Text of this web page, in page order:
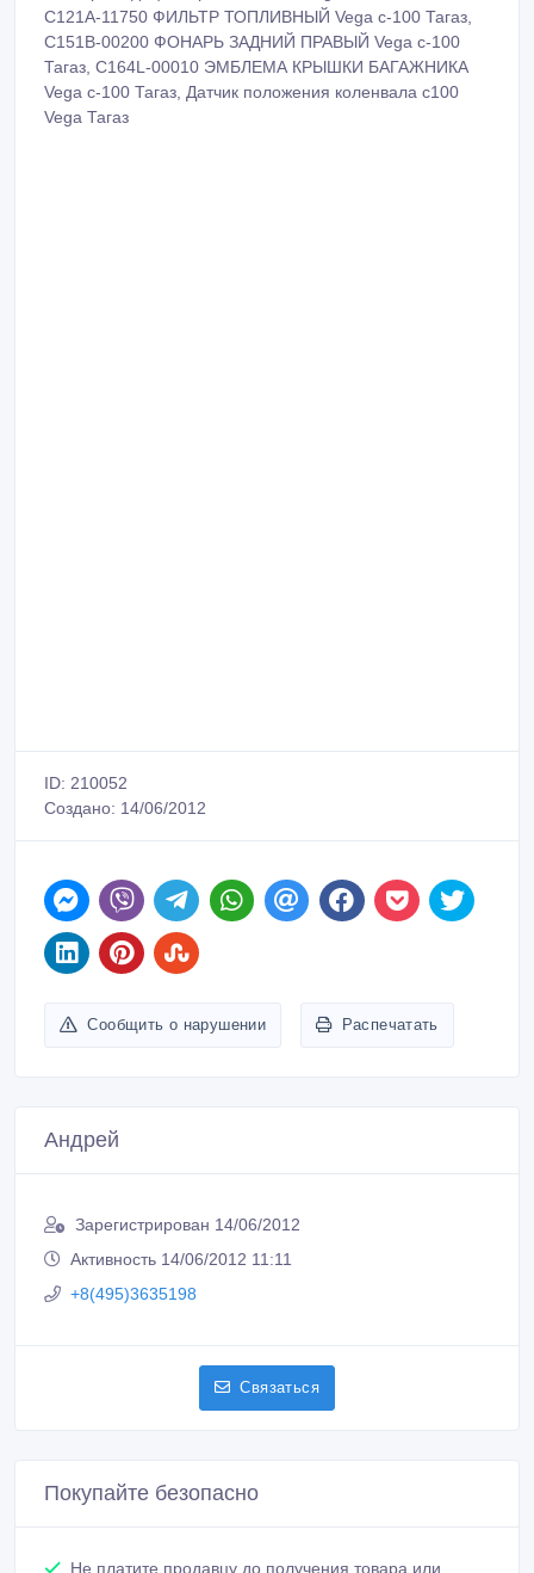
C121A-11750 ФИЛЬТР ТОПЛИВНЫЙ Vega c-100 Тагаз,
C151B-00200 ФОНАРЬ ЗАДНИЙ ПРАВЫЙ Vega c-100
Тагаз, C164L-00010 ЭМБЛЕМА КРЫШКИ БАГАЖНИКА
Vega c-100 Тагаз, Датчик положения коленвала c100
Vega Тагаз
ID: 210052
Создано: 14/06/2012
Сообщить о нарушении Распечатать
Андрей
Зарегистрирован 14/06/2012
Активность 14/06/2012 11:11
+8(495)3635198
Связаться
Покупайте безопасно
Не платите продавцу до получения товара или